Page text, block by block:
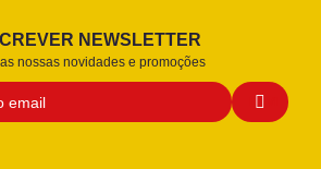
NEWSLETTER
nossas novidades e promoções